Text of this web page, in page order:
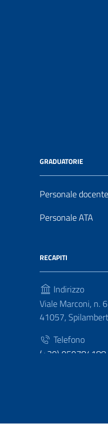
GRADUATORIE
Personale docente
Personale ATA
RECAPITI
Indirizzo
Viale Marconi, n. 6
41057,
Telefono
(+39) 059784188